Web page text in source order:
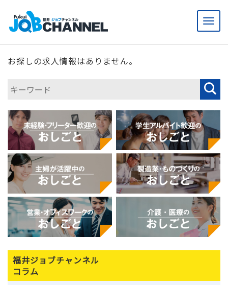
メ
ニ
お探しの求人情報はありません。
福井ジョブチャンネル
コラム